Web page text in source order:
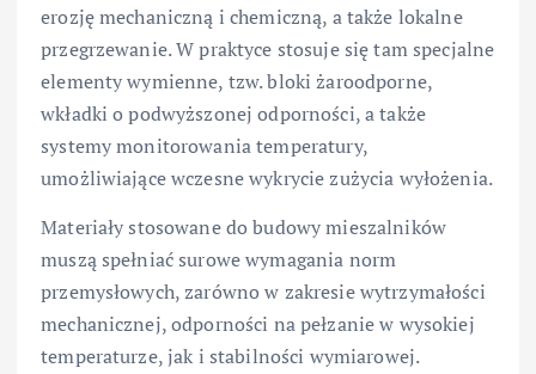
erozję mechaniczną i chemiczną, a także lokalne
przegrzewanie. W praktyce stosuje się tam specjalne
elementy wymienne, tzw. bloki żaroodporne,
wkładki o podwyższonej odporności, a także
systemy monitorowania temperatury,
umożliwiające wczesne wykrycie zużycia wyłożenia.
Materiały stosowane do budowy mieszalników
muszą spełniać surowe wymagania norm
przemysłowych, zarówno w zakresie wytrzymałości
mechanicznej, odporności na pełzanie w wysokiej
temperaturze, jak i stabilności wymiarowej.